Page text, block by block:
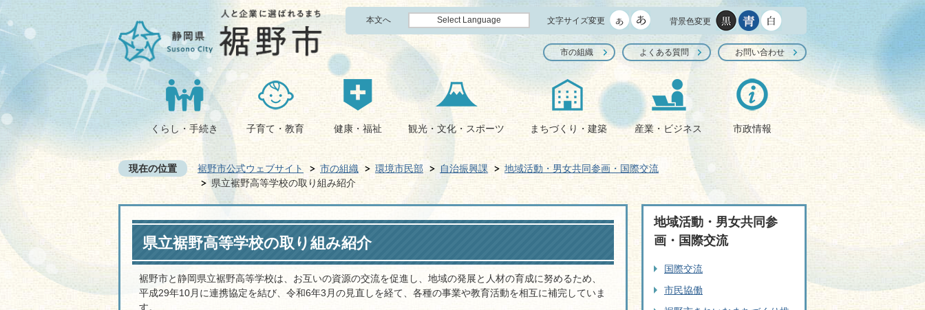
本文へ Select Language 文字サイズ変更 背景色変更
市の組織 よくある質問 お問い合わせ
くらし・手続き 子育て・教育 健康・福祉 観光・文化・スポーツ まちづくり・建築 産業・ビジネス 市政情報
現在の位置 裾野市公式ウェブサイト 市の組織 環境市民部 自治振興課
地域活動・男女共同参画・国際交流
県立裾野高等学校の取り組み紹介
県立裾野高等学校の取り組み紹介
裾野市と静岡県立裾野高等学校は、お互いの資源の交流を促進し、地域の発展と人材の育成に努めるため、
平成29年10月に連携協定を結び、令和6年3月の見直しを経て、各種の事業や教育活動を相互に補完していま
す。
地域活動・男女共同参
画・国際交流
国際交流
市民協働